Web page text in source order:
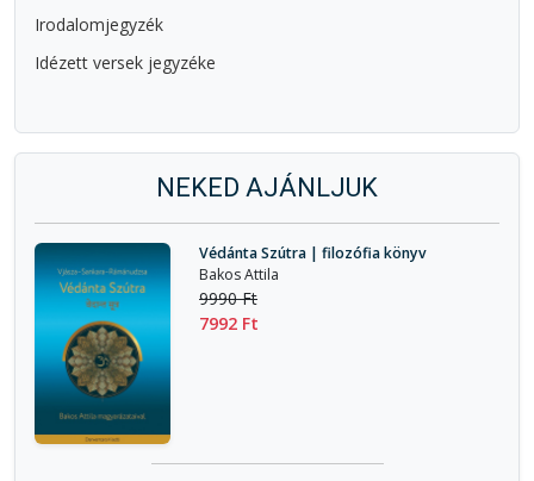
Irodalomjegyzék
Idézett versek jegyzéke
NEKED AJÁNLJUK
Védánta Szútra | filozófia könyv
Bakos Attila
9990 Ft
7992 Ft